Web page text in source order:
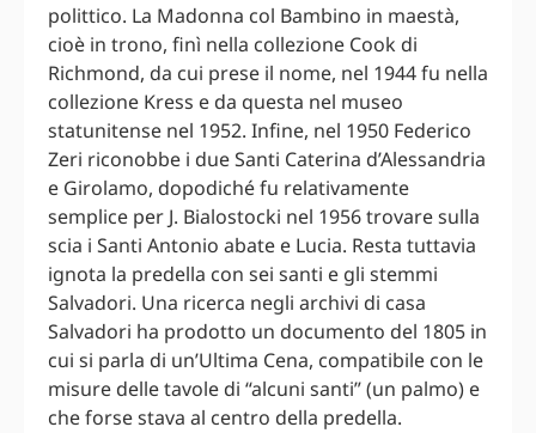
polittico. La Madonna col Bambino in maestà,
cioè in trono, finì nella collezione Cook di
Richmond, da cui prese il nome, nel 1944 fu nella
collezione Kress e da questa nel museo
statunitense nel 1952. Infine, nel 1950 Federico
Zeri riconobbe i due Santi Caterina d’Alessandria
e Girolamo, dopodiché fu relativamente
semplice per J. Bialostocki nel 1956 trovare sulla
scia i Santi Antonio abate e Lucia. Resta tuttavia
ignota la predella con sei santi e gli stemmi
Salvadori. Una ricerca negli archivi di casa
Salvadori ha prodotto un documento del 1805 in
cui si parla di un’Ultima Cena, compatibile con le
misure delle tavole di “alcuni santi” (un palmo) e
che forse stava al centro della predella.